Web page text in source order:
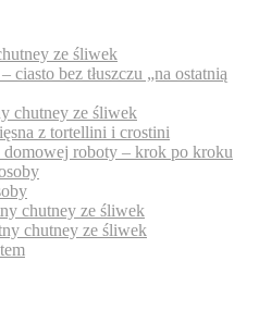
ze śliwek
ciasto bez tłuszczu „na ostatnią
chutney ze śliwek
z tortellini i crostini
domowej roboty – krok po kroku
chutney ze śliwek
chutney ze śliwek